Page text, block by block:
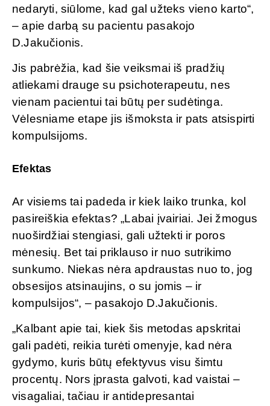
nedaryti, siūlome, kad gal užteks vieno karto“,
– apie darbą su pacientu pasakojo
D.Jakučionis.
Jis pabrėžia, kad šie veiksmai iš pradžių
atliekami drauge su psichoterapeutu, nes
vienam pacientui tai būtų per sudėtinga.
Vėlesniame etape jis išmoksta ir pats atsispirti
kompulsijoms.
Efektas
Ar visiems tai padeda ir kiek laiko trunka, kol
pasireiškia efektas? „Labai įvairiai. Jei žmogus
nuoširdžiai stengiasi, gali užtekti ir poros
mėnesių. Bet tai priklauso ir nuo sutrikimo
sunkumo. Niekas nėra apdraustas nuo to, jog
obsesijos atsinaujins, o su jomis – ir
kompulsijos“, – pasakojo D.Jakučionis.
„Kalbant apie tai, kiek šis metodas apskritai
gali padėti, reikia turėti omenyje, kad nėra
gydymo, kuris būtų efektyvus visu šimtu
procentų. Nors įprasta galvoti, kad vaistai –
visagaliai, tačiau ir antidepresantai